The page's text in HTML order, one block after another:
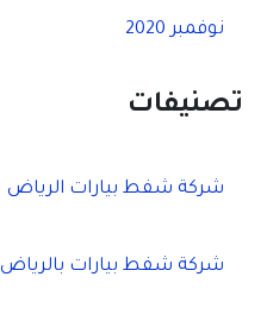
نوفمبر 2020
تصنيفات
شركة شفط بيارات الرياض
شركة شفط بيارات بالرياض